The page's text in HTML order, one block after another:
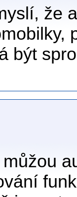
že
být